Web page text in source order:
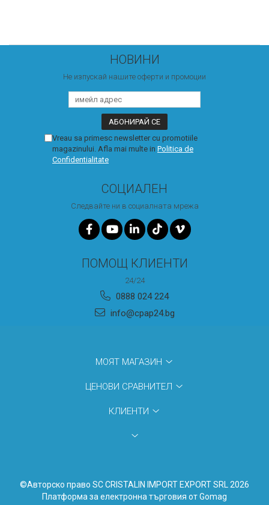
НОВИНИ
Не изпускай нашите оферти и промоции
Vreau sa primesc newsletter cu promotiile
magazinului. Afla mai multe in Politica de
Confidentialitate
СОЦИАЛЕН
Следвайте ни в социалната мрежа
ПОМОЩ КЛИЕНТИ
24/24
0888 024 224
info@cpap24.bg
МОЯТ МАГАЗИН
ЦЕНОВИ СРАВНИТЕЛ
КЛИЕНТИ
©Авторско право SC CRISTALIN IMPORT EXPORT SRL 2026
Платформа за електронна търговия от Gomag